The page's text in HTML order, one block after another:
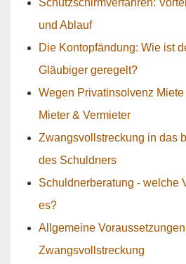
Schutzschirmverfahren:
und Ablauf
Die Kontopfändung: Wie ist
Gläubiger geregelt?
Wegen Privatinsolvenz
Mieter & Vermieter
Zwangsvollstreckung in das
des Schuldners
Schuldnerberatung - welche
es?
Allgemeine
Zwangsvollstreckung